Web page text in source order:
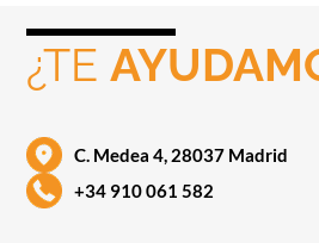
¿TE
C. Medea 4, 28037 Madrid
+34 910 061 582